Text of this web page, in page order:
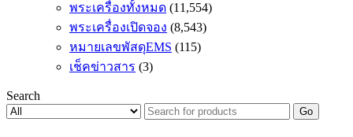
พระเครื่องทั้งหมด (11,554)
พระเครื่องเปิดจอง (8,543)
หมายเลขพัสดุEMS (115)
เช็คข่าวสาร (3)
Search
Go